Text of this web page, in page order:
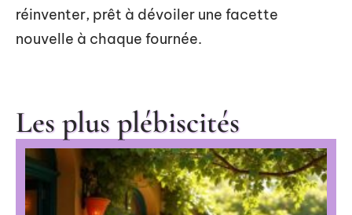
réinventer, prêt à dévoiler une facette
nouvelle à chaque fournée.
Les plus plébiscités